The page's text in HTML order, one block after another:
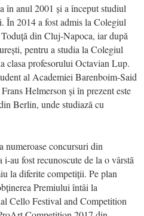
în anul 2001 și a început studiul
În 2014 a fost admis la Colegiul
din Cluj-Napoca, iar după
pentru a studia la Colegiul
profesorului Octavian Lup.
al Academiei Barenboim-Said
Helmerson și în prezent este
Berlin, unde studiază cu
concursuri din
au fost recunoscute de la o vârstă
la diferite competiții. Pe plan
Premiului întâi la
Cello Festival and Competition